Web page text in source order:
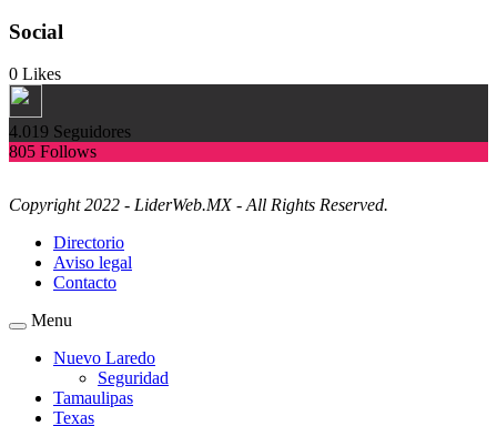
Social
0 Likes
4.019 Seguidores
805 Follows
Copyright 2022 - LiderWeb.MX - All Rights Reserved.
Directorio
Aviso legal
Contacto
Menu
Nuevo Laredo
Seguridad
Tamaulipas
Texas